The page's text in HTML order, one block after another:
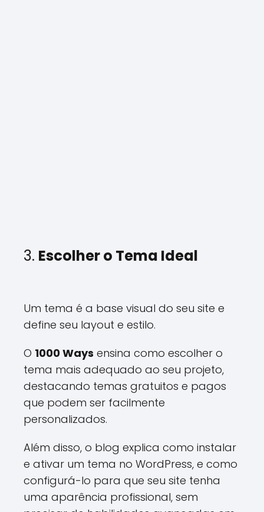
3. Escolher o Tema Ideal
Um tema é a base visual do seu site e
define seu layout e estilo.
O 1000 Ways ensina como escolher o
tema mais adequado ao seu projeto,
destacando temas gratuitos e pagos
que podem ser facilmente
personalizados.
Além disso, o blog explica como instalar
e ativar um tema no WordPress, e como
configurá-lo para que seu site tenha
uma aparência profissional, sem